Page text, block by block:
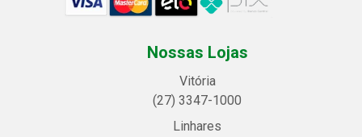
Nossas Lojas
Vitória
(27) 3347-1000
Linhares